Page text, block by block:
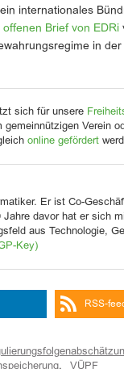
internationales
offenen Brief von EDRi
in der
sich für unsere
gemeinnützigen Verein
online gefördert
Er ist Co-
davor hat er sich
aus Technologie,
Key)
RSS-
, VÜPF